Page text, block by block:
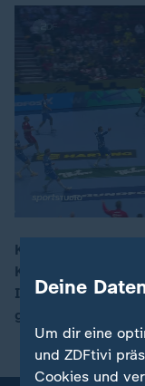
00:17
Kroatien schlägt
Kampf um die
II. Der
gegen die
Deine
Um dir eine
und ZDFtivi
Cookies und